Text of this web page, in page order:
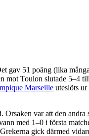
gav 51 poäng (lika
mot Toulon slutade 5–4
Marseille uteslöts
var att den
med 1–0 i första
gick därmed